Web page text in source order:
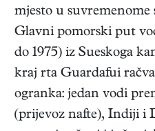
mjesto u
Glavni pomorski put
do 1975) iz Sueskoga
kraj rta Guardafui
ogranka: jedan vodi
(prijevoz nafte), Indiji i